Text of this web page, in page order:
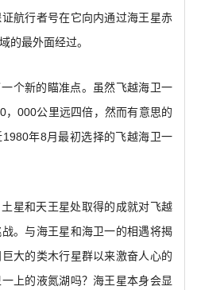
航行者号在它向内通过海王星赤
的最外面经过。
个新的瞄准点。虽然飞越海卫一
，000公里远四倍，然而有意思的
年8月最初选择的飞越海卫一
星和天王星处取得的成就对飞越
。与海王星和海卫一的相遇将揭
大的类木行星群以来激奋人心的
上的液氮湖吗？海王星本身会显